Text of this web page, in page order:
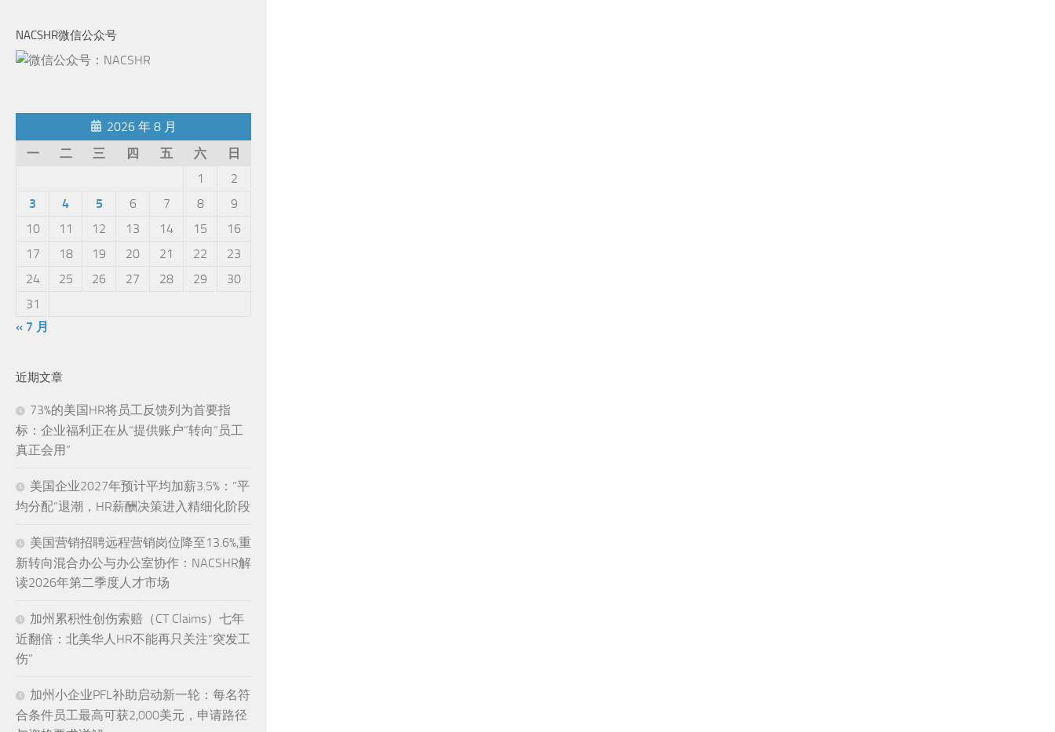
NACSHR微信公众号
2026 年 8 月
一
二 三 四 五 六
日
1
2
3
4 5 6 7 8
9
10
11 12 13 14 15
16
17
18 19 20 21 22
23
24
25 26 27 28 29
30
31
« 7 月
近期文章
73%的美国HR将员工反馈列为首要指
标：企业福利正在从“提供账户”转向“员工
真正会用”
美国企业2027年预计平均加薪3.5%：“平
均分配”退潮，HR薪酬决策进入精细化阶段
美国营销招聘远程营销岗位降至13.6%,重
新转向混合办公与办公室协作：NACSHR解
读2026年第二季度人才市场
加州累积性创伤索赔（CT Claims）七年
近翻倍：北美华人HR不能再只关注“突发工
伤”
加州小企业PFL补助启动新一轮：每名符
合条件员工最高可获2,000美元，申请路径